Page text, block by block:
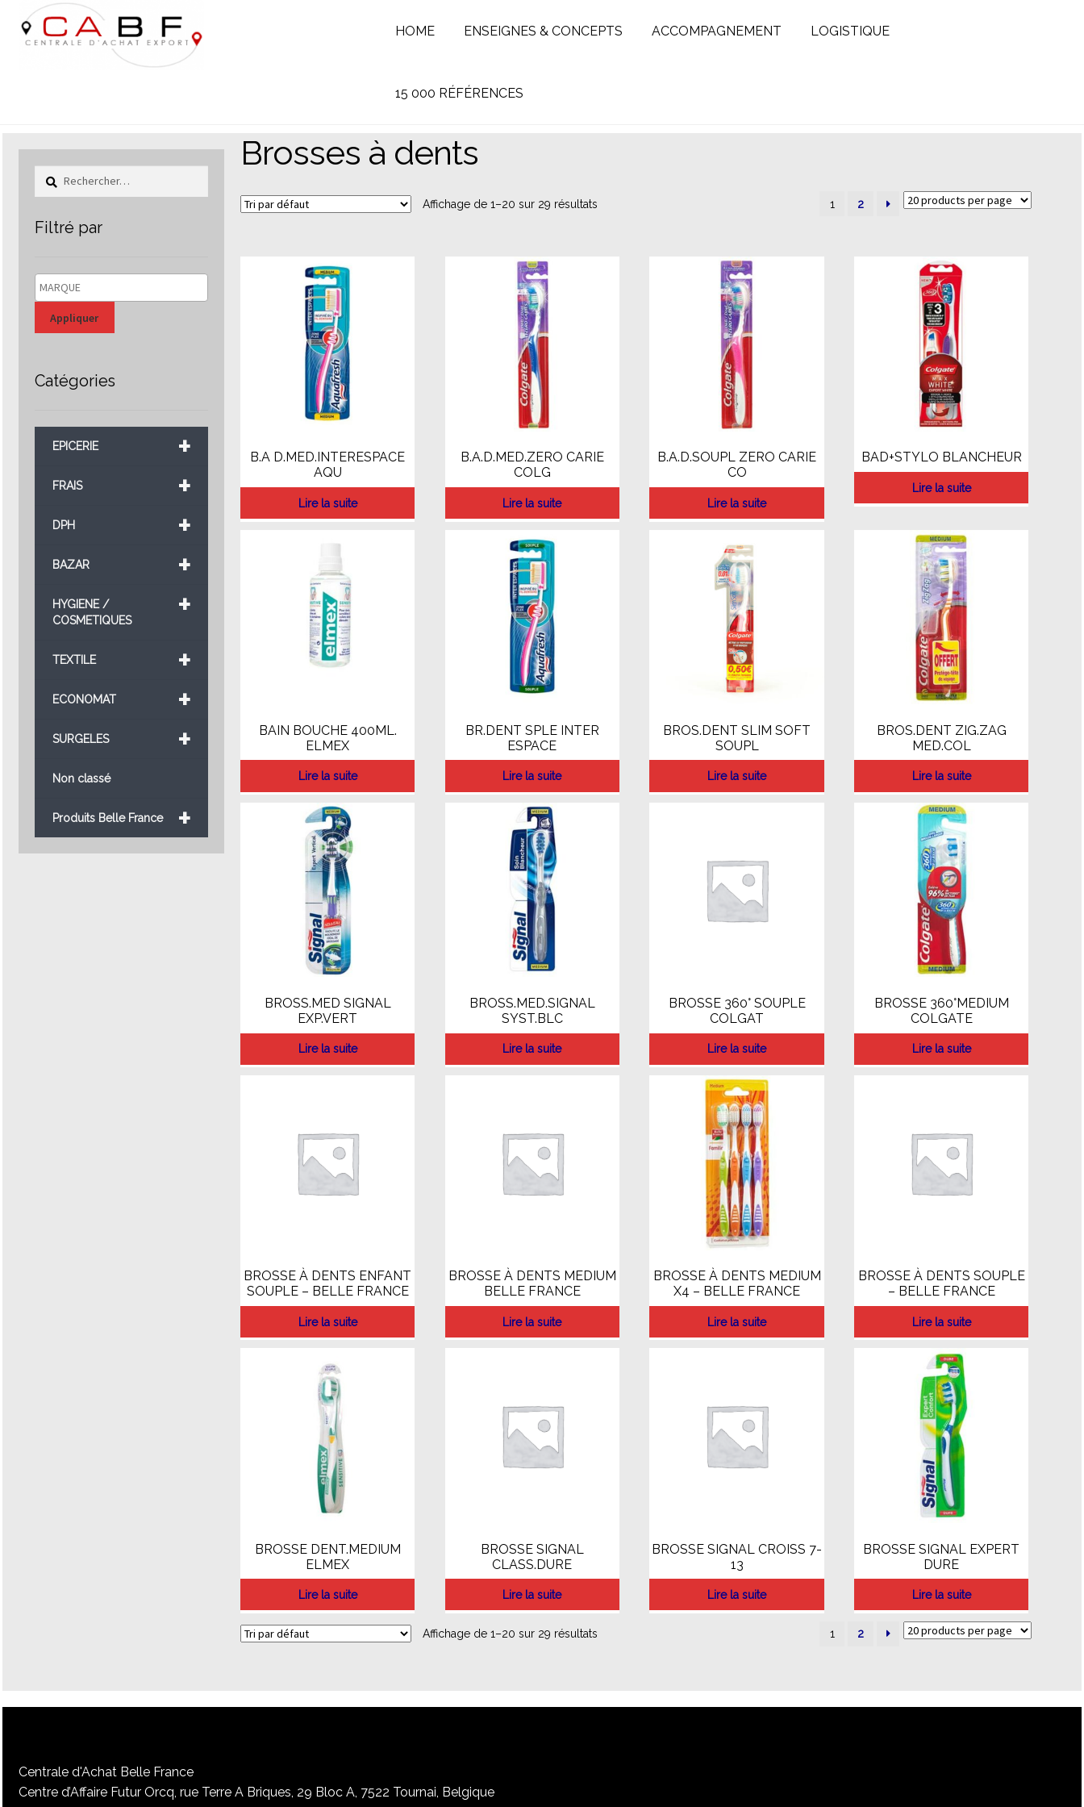
Aller
à
la
Aller
au
contenu
HOME ENSEIGNES & CONCEPTS ACCOMPAGNEMENT LOGISTIQUE
15 000 RÉFÉRENCES
Brosses à dents
Affichage de 1–20 sur 29 résultats 1 2
B.A D.MED.INTERESPACE
AQU
Lire la suite
B.A.D.MED.ZERO CARIE
COLG
Lire la suite
B.A.D.SOUPL ZERO CARIE
CO
Lire la suite
BAD+STYLO BLANCHEUR
Lire la suite
BAIN BOUCHE 400ML.
ELMEX
Lire la suite
BR.DENT SPLE INTER
ESPACE
Lire la suite
BROS.DENT SLIM SOFT
SOUPL
Lire la suite
BROS.DENT ZIG.ZAG
MED.COL
Lire la suite
BROSS.MED SIGNAL
EXP.VERT
Lire la suite
BROSS.MED.SIGNAL
SYST.BLC
Lire la suite
BROSSE 360° SOUPLE
COLGAT
Lire la suite
BROSSE 360°MEDIUM
COLGATE
Lire la suite
BROSSE À DENTS ENFANT
SOUPLE – BELLE FRANCE
Lire la suite
BROSSE À DENTS MEDIUM
BELLE FRANCE
Lire la suite
BROSSE À DENTS MEDIUM
X4 – BELLE FRANCE
Lire la suite
BROSSE À DENTS SOUPLE
– BELLE FRANCE
Lire la suite
BROSSE DENT.MEDIUM
ELMEX
Lire la suite
BROSSE SIGNAL
CLASS.DURE
Lire la suite
BROSSE SIGNAL CROISS 7-
13
Lire la suite
BROSSE SIGNAL EXPERT
DURE
Lire la suite
Affichage de 1–20 sur 29 résultats 1 2
Rechercher :
Filtré par
Appliquer
Catégories
+
EPICERIE
+
FRAIS
+
DPH
+
BAZAR
+
HYGIENE /
COSMETIQUES
+
TEXTILE
+
ECONOMAT
+
SURGELES
Non classé
+
Produits Belle France
Centrale d'Achat Belle France
Centre d’Affaire Futur Orcq, rue Terre A Briques, 29 Bloc A, 7522 Tournai, Belgique